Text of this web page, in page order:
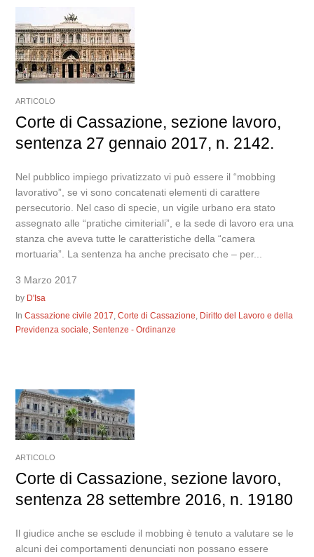
ARTICOLO
Corte di Cassazione, sezione lavoro,
sentenza 27 gennaio 2017, n. 2142.
Nel pubblico impiego privatizzato vi può essere il “mobbing
lavorativo”, se vi sono concatenati elementi di carattere
persecutorio. Nel caso di specie, un vigile urbano era stato
assegnato alle “pratiche cimiteriali”, e la sede di lavoro era una
stanza che aveva tutte le caratteristiche della “camera
mortuaria”. La sentenza ha anche precisato che – per...
3 Marzo 2017
by D'Isa
InCassazione civile 2017,Corte di Cassazione, Diritto del Lavoro e della
Previdenza sociale,Sentenze - Ordinanze
ARTICOLO
Corte di Cassazione, sezione lavoro,
sentenza 28 settembre 2016, n. 19180
Il giudice anche se esclude il mobbing è tenuto a valutare se le
alcuni dei comportamenti denunciati non possano essere